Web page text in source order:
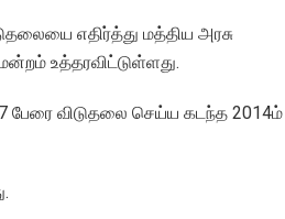
எதிர்த்து மத்திய அரசு
உத்தரவிட்டுள்ளது.
பேரை விடுதலை செய்ய கடந்த 2014ம்